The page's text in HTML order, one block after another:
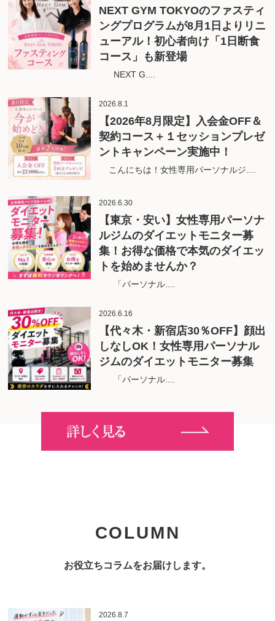
NEXT GYM TOKYOのファスティ
ングプログラムが8月1日よりリニ
ューアル！初心者向け「1日断食
コース」も新登場
NEXT G....
2026.8.1
【2026年8月限定】入会金OFF＆
契約コース＋１セッションプレゼ
ントキャンペーン実施中！
こんにちは！女性専用パーソナルジ....
2026.6.30
【東京・安い】女性専用パーソナ
ルジムのダイエットモニター募
集！お得な価格で本気のダイエッ
トを始めませんか？
「パーソナル....
2026.6.16
【代々木・新宿店30％OFF】顔出
しなしOK！女性専用パーソナル
ジムのダイエットモニター募集
「パーソナル....
COLUMN
お役立ちコラムをお届けします。
2026.8.7